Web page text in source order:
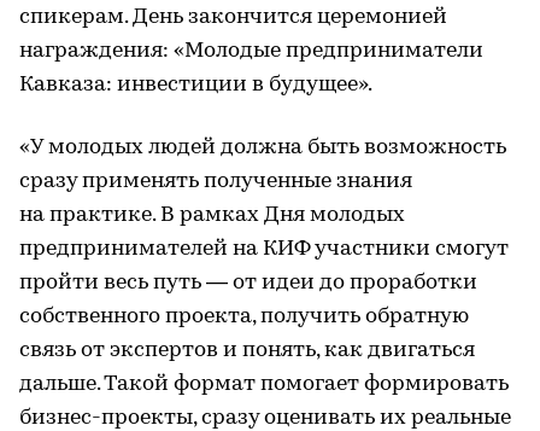
спикерам. День закончится церемонией
награждения: «Молодые предприниматели
Кавказа: инвестиции в будущее».
«У молодых людей должна быть возможность
сразу применять полученные знания
на практике. В рамках Дня молодых
предпринимателей на КИФ участники смогут
пройти весь путь — от идеи до проработки
собственного проекта, получить обратную
связь от экспертов и понять, как двигаться
дальше. Такой формат помогает формировать
бизнес-проекты, сразу оценивать их реальные